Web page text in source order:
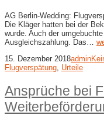
AG Berlin-Wedding:
Die Kläger hatten bei der
wurde. Auch der
Ausgleichszahlung. Das…
15. Dezember 2018admin
Flugverspätung Urteile
Ansprüche bei